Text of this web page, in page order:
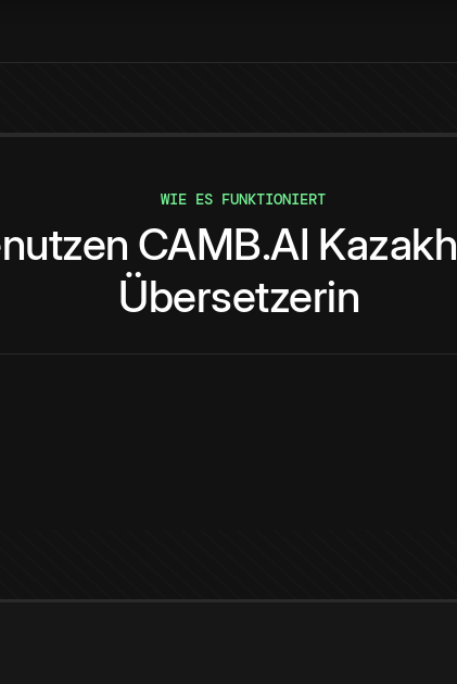
WIE ES FUNKTIONIERT
CAMB.AI Kazakh
Übersetzerin